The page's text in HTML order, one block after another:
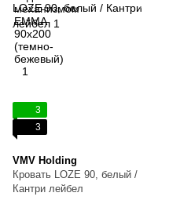
3
3
VMV Holding
Кровать LOZE 90, белый /
Кантри лейбел